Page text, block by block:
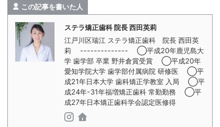
この記事を書いた人
ステラ矯正歯科 院長 西田英莉
江戸川区瑞江 ステラ矯正歯科 院長 西田英
莉 -------------- ◯平成20年鹿児島大
学 歯学部 卒業 野井倉賞受賞 ◯平成20年
愛知学院大学 歯学部付属病院 研修医 ◯平
成21年日本大学 歯科矯正学教室 入局 ◯平
成24年-31年福増矯正歯科 常勤勤務 ◯平
成27年日本矯正歯科学会認定医修得